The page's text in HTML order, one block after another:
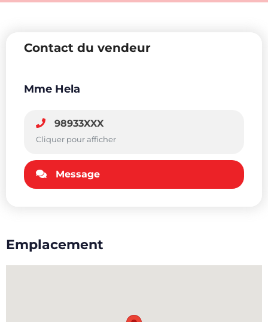
Contact du vendeur
Mme Hela
98933XXX
Cliquer pour afficher
Message
Emplacement